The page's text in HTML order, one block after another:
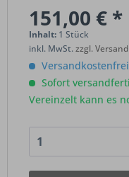
151,00 € *
Inhalt: 1 Stück
inkl. MwSt.zzgl.
Sofort
Vereinzelt kann es